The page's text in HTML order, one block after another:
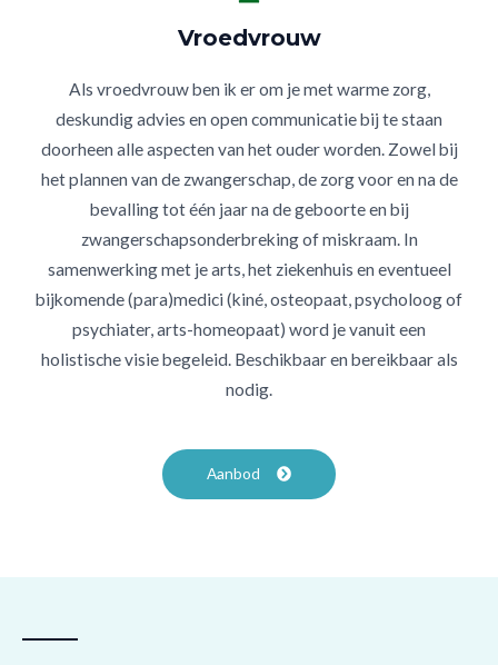
Vroedvrouw
Als vroedvrouw ben ik er om je met warme zorg,
deskundig advies en open communicatie bij te staan
doorheen alle aspecten van het ouder worden. Zowel bij
het plannen van de zwangerschap, de zorg voor en na de
bevalling tot één jaar na de geboorte en bij
zwangerschapsonderbreking of miskraam. In
samenwerking met je arts, het ziekenhuis en eventueel
bijkomende (para)medici (kiné, osteopaat, psycholoog of
psychiater, arts-homeopaat) word je vanuit een
holistische visie begeleid. Beschikbaar en bereikbaar als
nodig.
Aanbod